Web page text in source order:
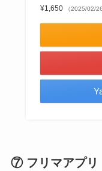
¥1,650
（2025/02/
⑦ フリマアプリ